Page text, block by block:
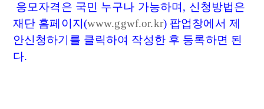
응모자격은 국민 누구나 가능하며, 신청방법은
재단 홈페이지(www.ggwf.or.kr) 팝업창에서 제
안신청하기를 클릭하여 작성한 후 등록하면 된
다.